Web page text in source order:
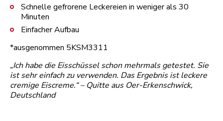
Schnelle gefrorene Leckereien in weniger als 30
Minuten
Einfacher Aufbau
*ausgenommen 5KSM3311
„Ich habe die Eisschüssel schon mehrmals getestet. Sie
ist sehr einfach zu verwenden. Das Ergebnis ist leckere
cremige Eiscreme.“ – Quitte aus Oer-Erkenschwick,
Deutschland